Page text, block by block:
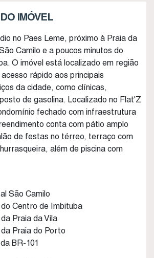
IMÓVEL
no Paes Leme, próximo à Praia da
Camilo e a poucos minutos do
O imóvel está localizado em região
rápido aos principais
da cidade, como clínicas,
de gasolina. Localizado no Flat'Z
fechado com infraestrutura
conta com pátio amplo
de festas no térreo, terraço com
além de piscina com
São Camilo
Centro de Imbituba
Praia da Vila
Praia do Porto
BR-101